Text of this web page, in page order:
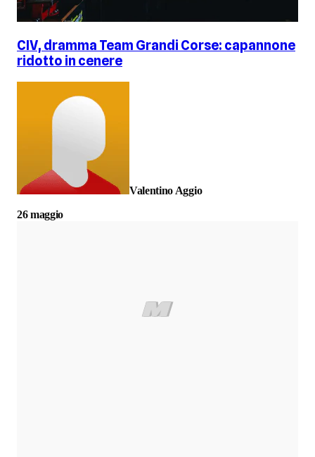
CIV, dramma Team Grandi Corse: capannone
ridotto in cenere
Valentino Aggio
26 maggio